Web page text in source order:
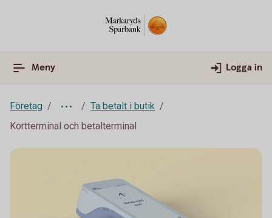
Meny Logga in
Företag
Ta betalt i butik
Kortterminal och betalterminal